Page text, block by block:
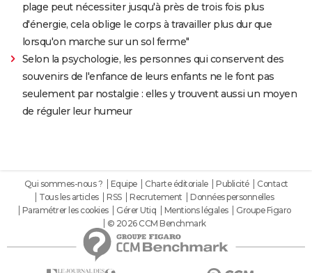
plage peut nécessiter jusqu'à près de trois fois plus
d'énergie, cela oblige le corps à travailler plus dur que
lorsqu'on marche sur un sol ferme"
Selon la psychologie, les personnes qui conservent des
souvenirs de l'enfance de leurs enfants ne le font pas
seulement par nostalgie : elles y trouvent aussi un moyen
de réguler leur humeur
Qui sommes-nous ? Equipe Charte éditoriale Publicité
Contact
Tous les articles
RSS Recrutement
Données personnelles
Paramétrer les cookies
Gérer Utiq Mentions légales
Groupe Figaro
© 2026 CCM Benchmark